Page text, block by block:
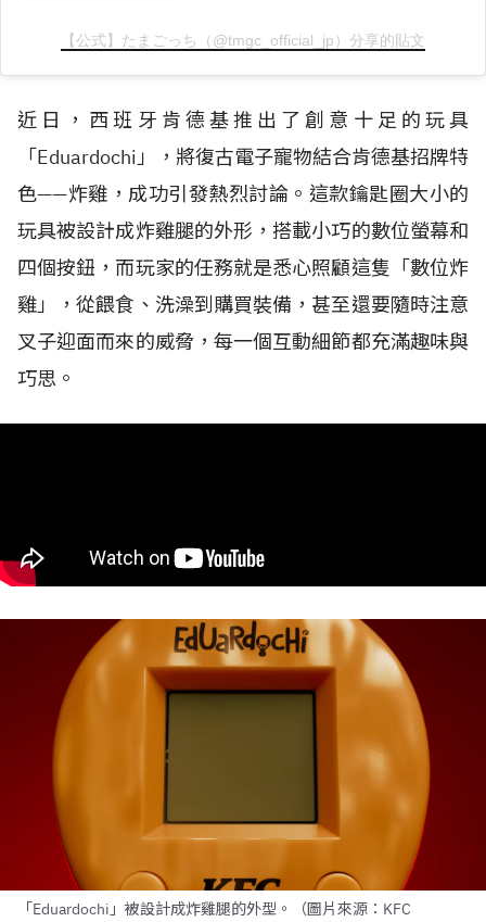
【公式】たまごっち（@tmgc_official_jp）分享的貼文
近日，西班牙肯德基推出了創意十足的玩具
「Eduardochi」，將復古電子寵物結合肯德基招牌特
色——炸雞，成功引發熱烈討論。這款鑰匙圈大小的
玩具被設計成炸雞腿的外形，搭載小巧的數位螢幕和
四個按鈕，而玩家的任務就是悉心照顧這隻「數位炸
雞」，從餵食、洗澡到購買裝備，甚至還要隨時注意
叉子迎面而來的威脅，每一個互動細節都充滿趣味與
巧思。
「Eduardochi」被設計成炸雞腿的外型。（圖片來源：KFC